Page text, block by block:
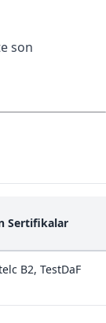
son
Sertifikalar
B2, TestDaF